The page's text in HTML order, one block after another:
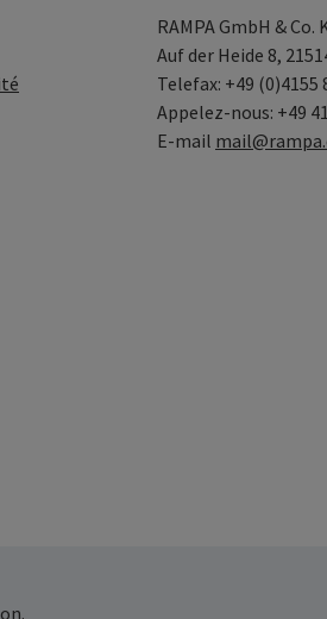
RAMPA GmbH & Co.
Auf der Heide 8,
Telefax: +49 (0)4155
Appelez-nous: +49
E-mail